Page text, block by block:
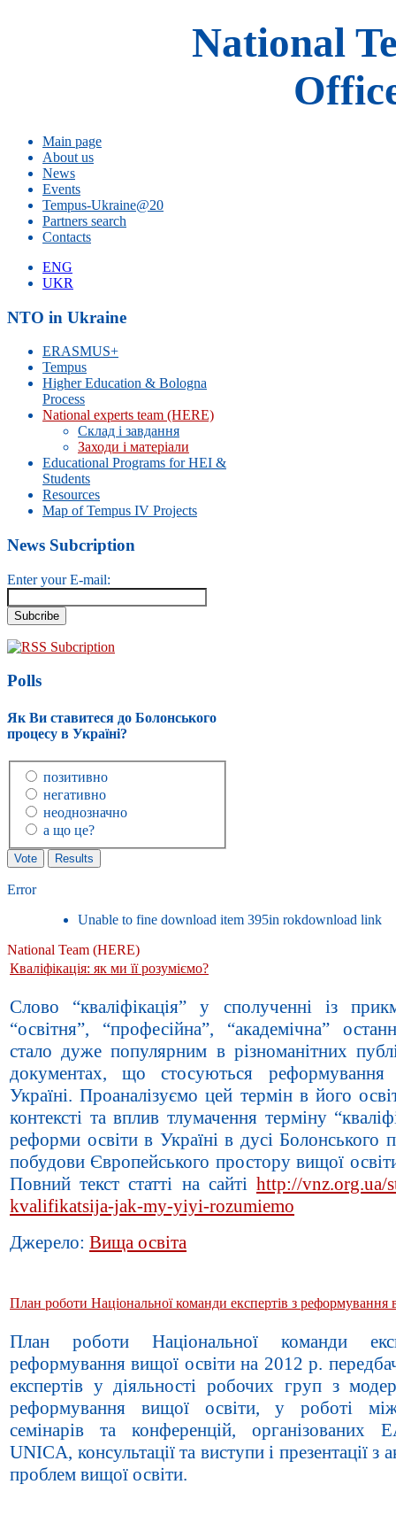
National
Main page
About us
News
Events
Tempus-Ukraine@20
Partners search
Contacts
ENG
UKR
NTO in Ukraine
ERASMUS+
Tempus
Higher Education & Bologna
Process
National experts team (HERE)
Склад і завдання
Заходи і матеріали
Educational Programs for HEI &
Students
Resources
Map of Tempus IV Projects
News Subcription
Enter your E-mail:
RSS Subcription
Polls
Як Ви ставитеся до Болонського
процесу в Україні?
позитивно
негативно
неоднозначно
а що це?
Error
Unable to fine download item 395in rokdownload link
National Team (HERE)
Кваліфікація: як ми її розуміємо?
Слово “кваліфікація” у сполученні із
“освітня”, “професійна”, “академічна”
стало дуже популярним в різноманітних
документах, що стосуються реформування
Україні. Проаналізуємо цей термін в його
контексті та вплив тлумачення терміну
реформи освіти в Україні в дусі Болонського
побудови Європейського простору вищої
Повний текст статті на сайті http://vnz.org.ua/
kvalifikatsija-jak-my-yiyi-rozumiemo
Джерело: Вища освіта
План роботи Національної команди експертів з реформування
План роботи Національної команди
реформування вищої освіти на 2012 р.
експертів у діяльності робочих груп з
реформування вищої освіти, у роботі
семінарів та конференцій, організованих
UNICA, консультації та виступи і презентації з
проблем вищої освіти.